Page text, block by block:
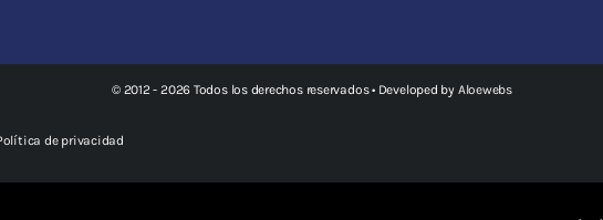
© 2012 - 2026 Todos los derechos reservados • Developed by Aloewebs
de privacidad